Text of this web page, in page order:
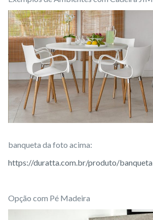
banqueta da foto acima:
https://duratta.com.br/produto/
Opção com Pé Madeira